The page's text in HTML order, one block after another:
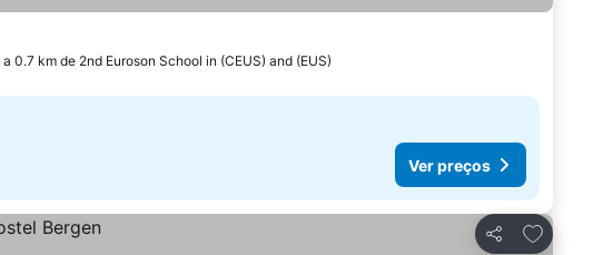
a 0.7 km de 2nd Euroson School in (CEUS) and (EUS)
Ver preços
Partilhar